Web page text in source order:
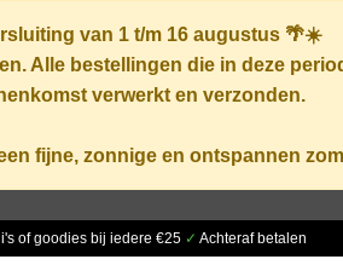
van 1 t/m 16 augustus 🌴☀️
Alle bestellingen die in deze
verwerkt en verzonden.
fijne, zonnige en ontspannen
of goodies bij iedere €25 ✓ Achteraf betalen